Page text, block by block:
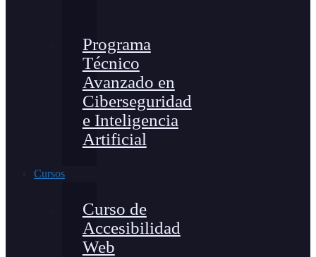
Programa
Técnico
Avanzado en
Ciberseguridad
e Inteligencia
Artificial
Cursos
Curso de
Accesibilidad
Web